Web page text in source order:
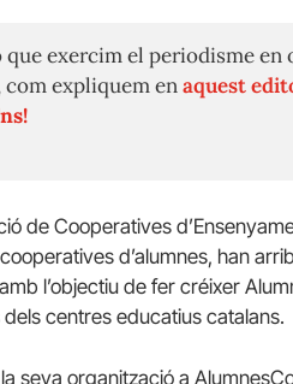
que exercim el periodisme
expliquem enaquest
de Cooperatives
d’alumnes, han
l’objectiu de fer créixer
centres educatius catalans.
seva organització a